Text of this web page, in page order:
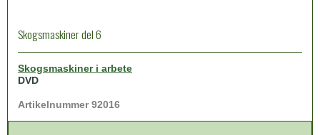
Skogsmaskiner del 6
Skogsmaskiner i arbete
DVD
Artikelnummer 92016